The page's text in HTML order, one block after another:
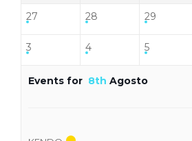
27 28 29
3 4 5
Events for 8th Agosto